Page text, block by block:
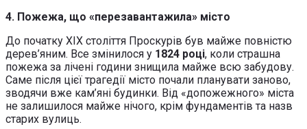
4. Пожежа, що «перезавантажила» місто
До початку XIX століття Проскурів був майже повністю
дерев’яним. Все змінилося у 1824 році, коли страшна
пожежа за лічені години знищила майже всю забудову.
Саме після цієї трагедії місто почали планувати заново,
зводячи вже кам’яні будинки. Від «допожежного» міста
не залишилося майже нічого, крім фундаментів та назв
старих вулиць.